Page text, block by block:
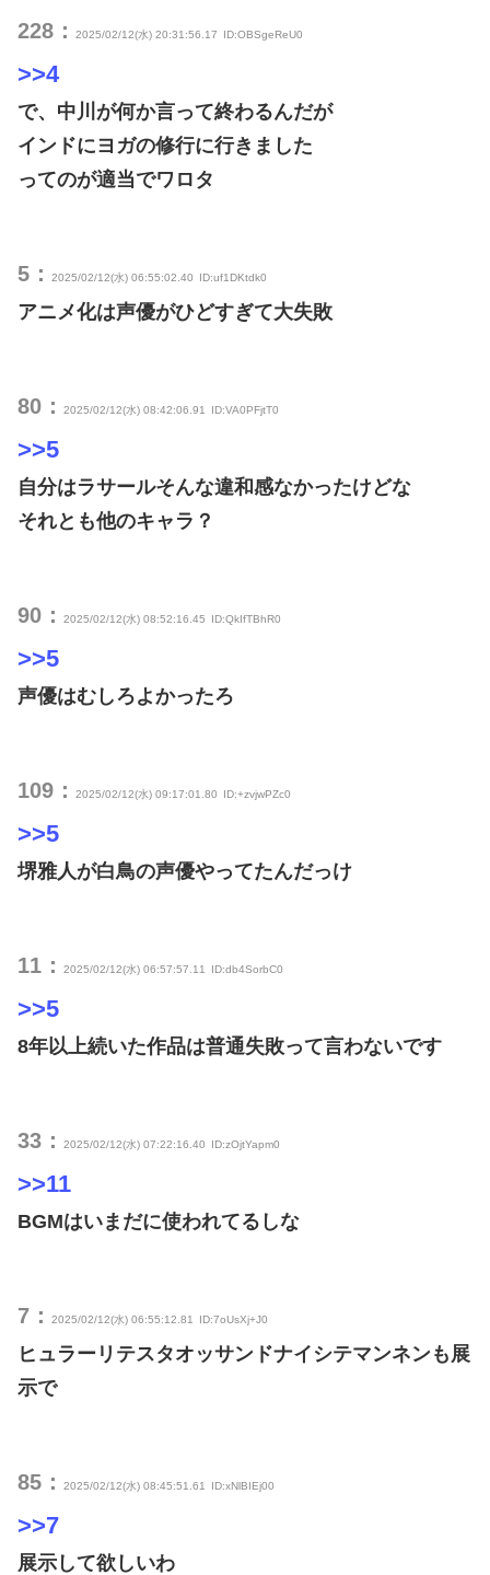
228： 2025/02/12(水) 20:31:56.17 ID:OBSgeReU0
>>4
で、中川が何か言って終わるんだが
インドにヨガの修行に行きました
ってのが適当でワロタ
5： 2025/02/12(水) 06:55:02.40 ID:uf1DKtdk0
アニメ化は声優がひどすぎて大失敗
80： 2025/02/12(水) 08:42:06.91 ID:VA0PFjtT0
>>5
自分はラサールそんな違和感なかったけどな
それとも他のキャラ？
90： 2025/02/12(水) 08:52:16.45 ID:QkIfTBhR0
>>5
声優はむしろよかったろ
109： 2025/02/12(水) 09:17:01.80 ID:+zvjwPZc0
>>5
堺雅人が白鳥の声優やってたんだっけ
11： 2025/02/12(水) 06:57:57.11 ID:db4SorbC0
>>5
8年以上続いた作品は普通失敗って言わないです
33： 2025/02/12(水) 07:22:16.40 ID:zOjtYapm0
>>11
BGMはいまだに使われてるしな
7： 2025/02/12(水) 06:55:12.81 ID:7oUsXj+J0
ヒュラーリテスタオッサンドナイシテマンネンも展
示で
85： 2025/02/12(水) 08:45:51.61 ID:xNlBIEj00
>>7
展示して欲しいわ